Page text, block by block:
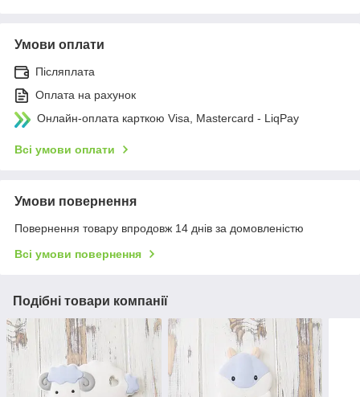
Умови оплати
Післяплата
Оплата на рахунок
Онлайн-оплата карткою Visa, Mastercard - LiqPay
Всі умови оплати
Умови повернення
Повернення товару впродовж 14 днів за домовленістю
Всі умови повернення
Подібні товари компанії